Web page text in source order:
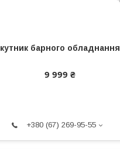
кутник барного обладнання
9 999 ₴
+380 (67) 269-95-55